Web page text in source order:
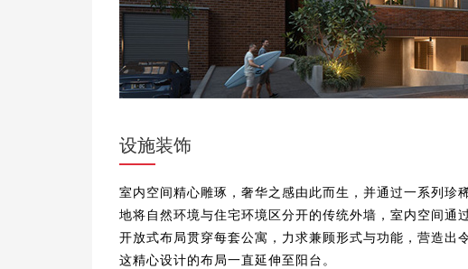
设施装饰
室内空间精心雕琢，奢华之感由此而生，并通过一系列珍
地将自然环境与住宅环境区分开的传统外墙，室内空间通
开放式布局贯穿每套公寓，力求兼顾形式与功能，营造出
这精心设计的布局一直延伸至阳台。